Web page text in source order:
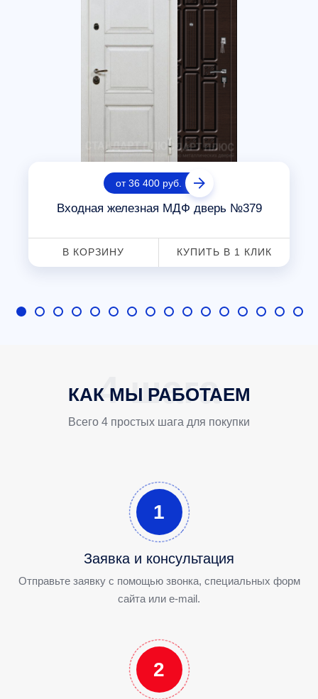
от 36 400 руб.
Входная железная МДФ дверь №379
В КОРЗИНУ КУПИТЬ В 1 КЛИК
КАК МЫ РАБОТАЕМ
Всего 4 простых шага для покупки
1
Заявка и консультация
Отправьте заявку с помощью звонка, специальных форм
сайта или e-mail.
2